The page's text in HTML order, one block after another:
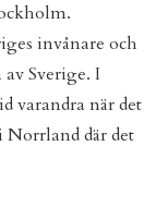
invånare och
Sverige. I
varandra när det
där det